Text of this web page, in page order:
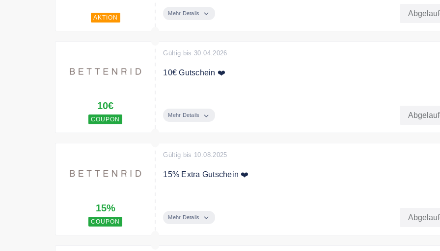
AKTION
Mehr Details
10€
COUPON
Gültig bis 30.04.2026
10€ Gutschein ❤️
Bedingungen
Mehr Details
15%
COUPON
Gültig bis 10.08.2025
15% Extra Gutschein ❤️
Bedingungen
Mehr Details